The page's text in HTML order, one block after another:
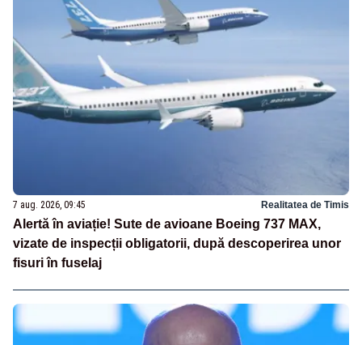
7 aug. 2026, 09:45 Realitatea de Timis
Alertă în aviație! Sute de avioane Boeing 737 MAX,
vizate de inspecții obligatorii, după descoperirea unor
fisuri în fuselaj